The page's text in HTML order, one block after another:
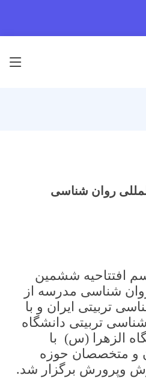
روان شناسی
مراسم افتتاحیه ششمین
شناسی مدرسه از
تربیتی ایران و با
تربیتی دانشگاه
الزهرا (س) با
و متخصصان حوزه
وپرورش برگزار شد.